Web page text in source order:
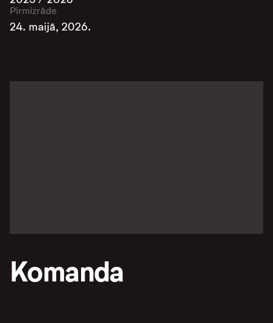
Pirmizrāde
24. maijā, 2026.
Komanda